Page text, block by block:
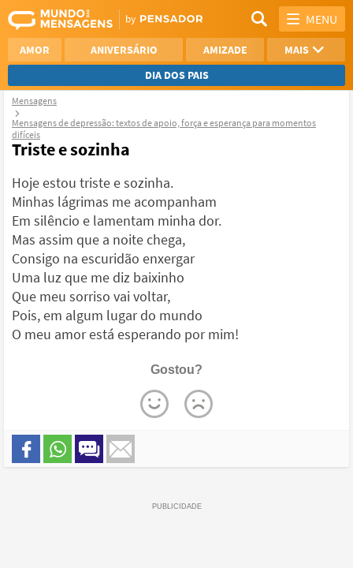
MENU
AMOR ANIVERSÁRIO AMIZADE
MAIS
DIA DOS PAIS
SAUDADE
NAMORO
Mensagens
Mensagens de depressão: textos de apoio, força e esperança para momentos
difíceis
Triste e sozinha
Hoje estou triste e sozinha.
Minhas lágrimas me acompanham
Em silêncio e lamentam minha dor.
Mas assim que a noite chega,
Consigo na escuridão enxergar
Uma luz que me diz baixinho
Que meu sorriso vai voltar,
Pois, em algum lugar do mundo
O meu amor está esperando por mim!
Gostou?